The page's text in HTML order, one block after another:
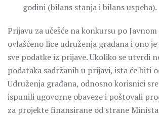
godini (bilans stanja i bilans uspeha).
Prijavu za učešće na konkursu po
ovlašćeno lice udruženja građana i ono
sve podatke iz prijave. Ukoliko se utvrdi
podataka sadržanih u prijavi, ista će biti
Udruženja građana, odnosno korisnici
ispunili ugovorne obaveze i poštovali
za projekte finansirane od strane